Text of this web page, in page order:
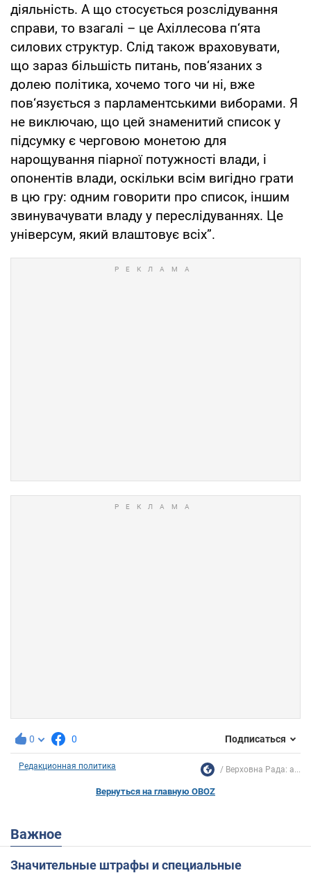
діяльність. А що стосується розслідування
справи, то взагалі – це Ахіллесова п‘ята
силових структур. Слід також враховувати,
що зараз більшість питань, пов‘язаних з
долею політика, хочемо того чи ні, вже
пов‘язується з парламентськими виборами. Я
не виключаю, що цей знаменитий список у
підсумку є черговою монетою для
нарощування піарної потужності влади, і
опонентів влади, оскільки всім вигідно грати
в цю гру: одним говорити про список, іншим
звинувачувати владу у переслідуваннях. Це
універсум, який влаштовує всіх”.
0 0 Подписаться
Редакционная политика Верховна Рада: а...
Вернуться на главную OBOZ
Важное
Значительные штрафы и специальные